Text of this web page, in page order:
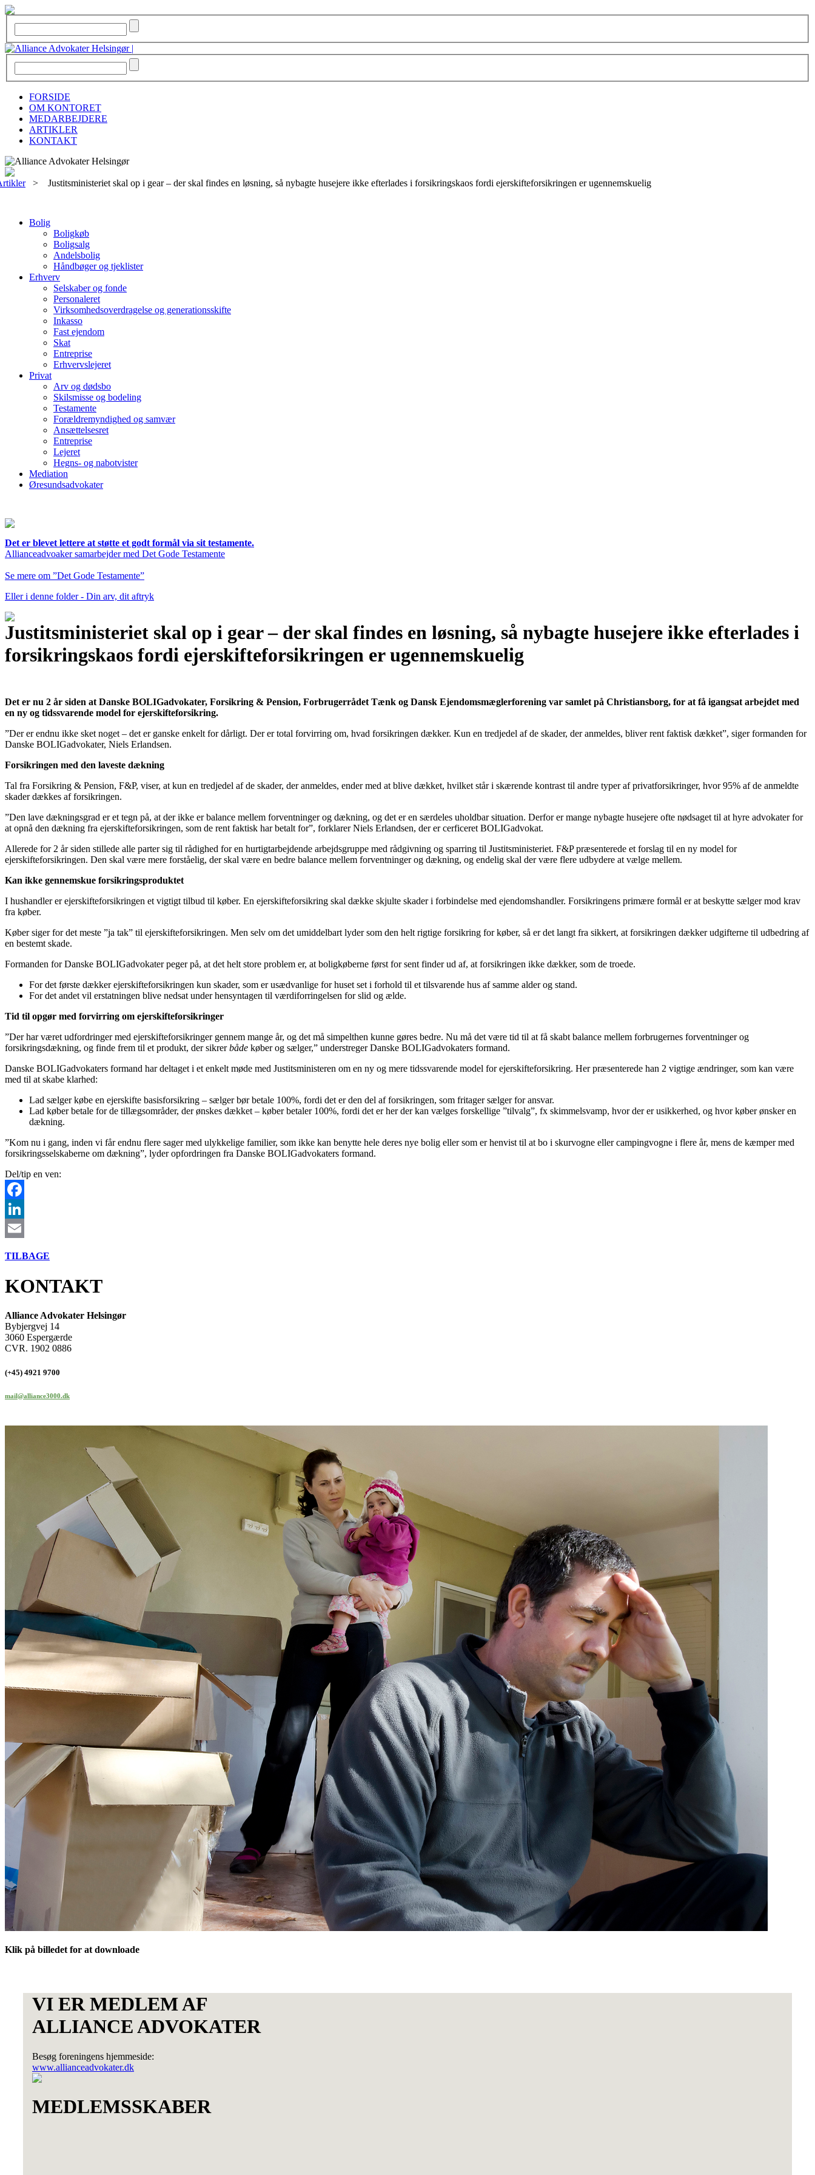
FORSIDE
OM KONTORET
MEDARBEJDERE
ARTIKLER
KONTAKT
> Justitsministeriet skal op i gear – der skal findes en løsning, så nybagte husejere ikke efterlades i forsikringskaos fordi ejerskifteforsikringen er ugennemskuelig
Bolig
Boligkøb
Boligsalg
Andelsbolig
Håndbøger og tjeklister
Erhverv
Selskaber og fonde
Personaleret
Virksomhedsoverdragelse og generationsskifte
Inkasso
Fast ejendom
Skat
Entreprise
Erhvervslejeret
Privat
Arv og dødsbo
Skilsmisse og bodeling
Testamente
Forældremyndighed og samvær
Ansættelsesret
Entreprise
Lejeret
Hegns- og nabotvister
Mediation
Øresundsadvokater
Det er blevet lettere at støtte et godt formål via sit testamente.
Allianceadvoaker samarbejder med Det Gode Testamente
Se mere om ”Det Gode Testamente”
Eller i denne folder - Din arv, dit aftryk
Justitsministeriet skal op i gear – der skal findes en løsning, så nybagte husejere ikke efterlades i
forsikringskaos fordi ejerskifteforsikringen er ugennemskuelig
Det er nu 2 år siden at Danske BOLIGadvokater, Forsikring & Pension, Forbrugerrådet Tænk og Dansk Ejendomsmæglerforening var samlet på Christiansborg, for at få igangsat arbejdet med
en ny og tidssvarende model for ejerskifteforsikring.
”Der er endnu ikke sket noget – det er ganske enkelt for dårligt. Der er total forvirring om, hvad forsikringen dækker. Kun en tredjedel af de skader, der anmeldes, bliver rent faktisk dækket”, siger formanden for
Danske BOLIGadvokater, Niels Erlandsen.
Forsikringen med den laveste dækning
Tal fra Forsikring & Pension, F&P, viser, at kun en tredjedel af de skader, der anmeldes, ender med at blive dækket, hvilket står i skærende kontrast til andre typer af privatforsikringer, hvor 95% af de anmeldte
skader dækkes af forsikringen.
”Den lave dækningsgrad er et tegn på, at der ikke er balance mellem forventninger og dækning, og det er en særdeles uholdbar situation. Derfor er mange nybagte husejere ofte nødsaget til at hyre advokater for
at opnå den dækning fra ejerskifteforsikringen, som de rent faktisk har betalt for”, forklarer Niels Erlandsen, der er cerficeret BOLIGadvokat.
Allerede for 2 år siden stillede alle parter sig til rådighed for en hurtigtarbejdende arbejdsgruppe med rådgivning og sparring til Justitsministeriet. F&P præsenterede et forslag til en ny model for
ejerskifteforsikringen. Den skal være mere forståelig, der skal være en bedre balance mellem forventninger og dækning, og endelig skal der være flere udbydere at vælge mellem.
Kan ikke gennemskue forsikringsproduktet
I hushandler er ejerskifteforsikringen et vigtigt tilbud til køber. En ejerskifteforsikring skal dække skjulte skader i forbindelse med ejendomshandler. Forsikringens primære formål er at beskytte sælger mod krav
fra køber.
Køber siger for det meste ”ja tak” til ejerskifteforsikringen. Men selv om det umiddelbart lyder som den helt rigtige forsikring for køber, så er det langt fra sikkert, at forsikringen dækker udgifterne til udbedring af
en bestemt skade.
Formanden for Danske BOLIGadvokater peger på, at det helt store problem er, at boligkøberne først for sent finder ud af, at forsikringen ikke dækker, som de troede.
For det første dækker ejerskifteforsikringen kun skader, som er usædvanlige for huset set i forhold til et tilsvarende hus af samme alder og stand.
For det andet vil erstatningen blive nedsat under hensyntagen til værdiforringelsen for slid og ælde.
Tid til opgør med forvirring om ejerskifteforsikringer
”Der har været udfordringer med ejerskifteforsikringer gennem mange år, og det må simpelthen kunne gøres bedre. Nu må det være tid til at få skabt balance mellem forbrugernes forventninger og
forsikringsdækning, og finde frem til et produkt, der sikrerbåde køber og sælger,” understreger Danske BOLIGadvokaters formand.
Danske BOLIGadvokaters formand har deltaget i et enkelt møde med Justitsministeren om en ny og mere tidssvarende model for ejerskifteforsikring. Her præsenterede han 2 vigtige ændringer, som kan være
med til at skabe klarhed:
Lad sælger købe en ejerskifte basisforsikring – sælger bør betale 100%, fordi det er den del af forsikringen, som fritager sælger for ansvar.
Lad køber betale for de tillægsområder, der ønskes dækket – køber betaler 100%, fordi det er her der kan vælges forskellige ”tilvalg”, fx skimmelsvamp, hvor der er usikkerhed, og hvor køber ønsker en
dækning.
”Kom nu i gang, inden vi får endnu flere sager med ulykkelige familier, som ikke kan benytte hele deres nye bolig eller som er henvist til at bo i skurvogne eller campingvogne i flere år, mens de kæmper med
forsikringsselskaberne om dækning”, lyder opfordringen fra Danske BOLIGadvokaters formand.
Del/tip en ven:
Facebook
LinkedIn
TILBAGE
KONTAKT
Alliance Advokater Helsingør
Bybjergvej 14
3060 Espergærde
CVR. 1902 0886
(+45) 4921 9700
mail@alliance3000.dk
Klik på billedet for at downloade
VI ER MEDLEM AF
ALLIANCE ADVOKATER
Besøg foreningens hjemmeside:
www.allianceadvokater.dk
MEDLEMSSKABER